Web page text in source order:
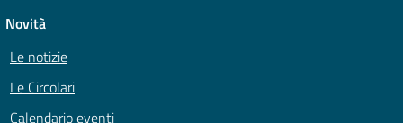
Novità
Le notizie
Le Circolari
Calendario eventi